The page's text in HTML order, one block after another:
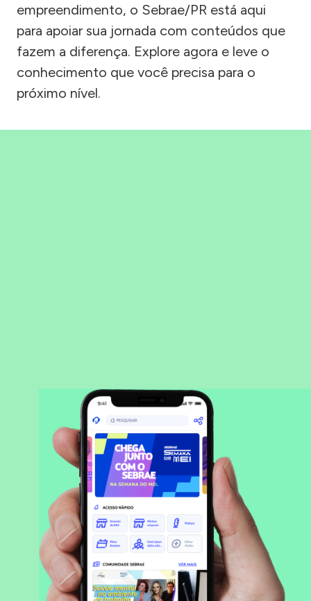
empreendimento, o Sebrae/PR está aqui
para apoiar sua jornada com conteúdos que
fazem a diferença. Explore agora e leve o
conhecimento que você precisa para o
próximo nível.